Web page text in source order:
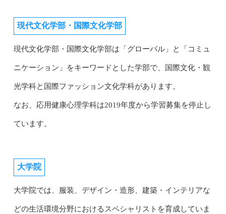
現代文化学部・国際文化学部
現代文化学部・国際文化学部は「グローバル」と「コミュ
ニケーション」をキーワードとした学部で、国際文化・観
光学科と国際ファッション文化学科があります。
なお、応用健康心理学科は2019年度から学習募集を停止し
ています。
大学院
大学院では、服装、デザイン・造形、建築・インテリアな
どの生活環境分野におけるスペシャリストを育成していま